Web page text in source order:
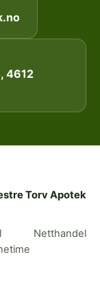
4612
Torv Apotek
Netthandel